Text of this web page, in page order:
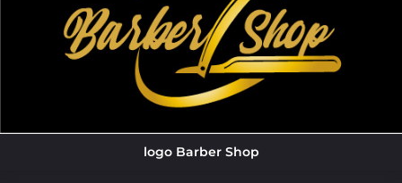
logo Barber Shop